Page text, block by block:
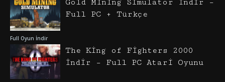
Full Oyun İndir
Gold Mining Simulator İndir –
Full PC + Türkçe
The King of Fighters 2000
İndir – Full PC Atari Oyunu